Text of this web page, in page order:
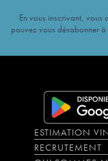
En vous inscrivant,
pouvez vous désabonner
ESTIMATION
RECRUTEMENT